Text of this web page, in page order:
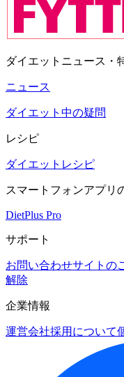
ダイエットニュース・
ニュース
ダイエット中の疑問
レシピ
ダイエットレシピ
スマートフォンアプリ
DietPlus Pro
サポート
お問い合わせサイトの
解除
企業情報
運営会社採用について